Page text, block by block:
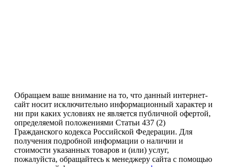
Обращаем ваше внимание на то, что данный интернет-
сайт носит исключительно информационный характер и
ни при каких условиях не является публичной офертой,
определяемой положениями Статьи 437 (2)
Гражданского кодекса Российской Федерации. Для
получения подробной информации о наличии и
стоимости указанных товаров и (или) услуг,
пожалуйста, обращайтесь к менеджеру сайта с помощью